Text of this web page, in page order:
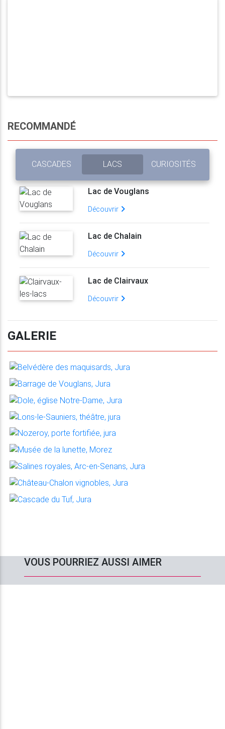
RECOMMANDÉ
CASCADES LACS CURIOSITÉS
Lac de Vouglans
Découvrir
Lac de Chalain
Découvrir
Lac de Clairvaux
Découvrir
GALERIE
VOUS POURRIEZ AUSSI AIMER